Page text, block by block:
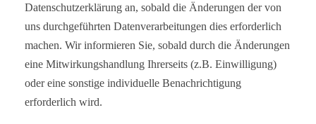
Datenschutzerklärung an, sobald die Änderungen der von
uns durchgeführten Datenverarbeitungen dies erforderlich
machen. Wir informieren Sie, sobald durch die Änderungen
eine Mitwirkungshandlung Ihrerseits (z.B. Einwilligung)
oder eine sonstige individuelle Benachrichtigung
erforderlich wird.